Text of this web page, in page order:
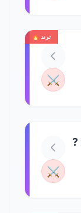
ترند 🔥
⚔️
⚔️